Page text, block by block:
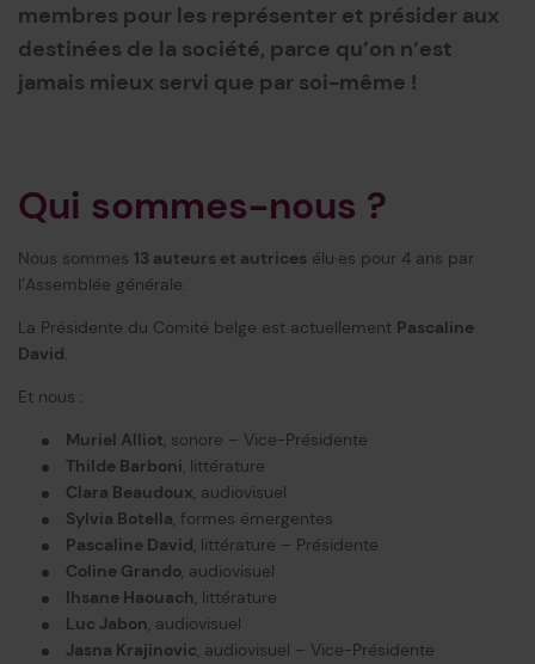
membres pour les représenter et présider aux
destinées de la société, parce qu’on n’est
jamais mieux servi que par soi-même !
Qui sommes-nous ?
Nous sommes 13 auteurs et autrices élu·es pour 4 ans par
l’Assemblée générale.
La Présidente du Comité belge est actuellement Pascaline
David.
Et nous :
Muriel Alliot, sonore – Vice-Présidente
Thilde Barboni, littérature
Clara Beaudoux, audiovisuel
Sylvia Botella, formes émergentes
Pascaline David, littérature – Présidente
Coline Grando, audiovisuel
Ihsane Haouach, littérature
Luc Jabon, audiovisuel
Jasna Krajinovic, audiovisuel – Vice-Présidente